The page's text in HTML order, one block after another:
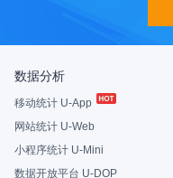
数据分析
移动统计 U-App
网站统计 U-Web
小程序统计 U-Mini
数据开放平台 U-DOP